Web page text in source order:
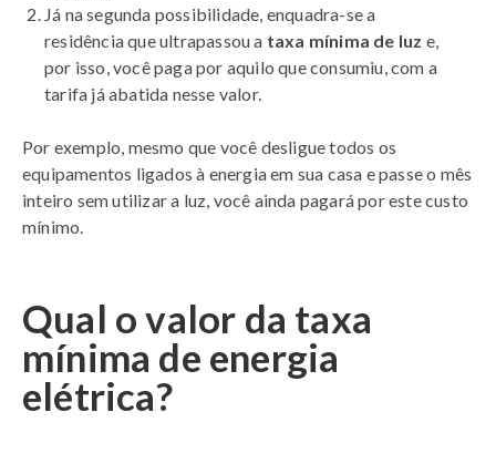
Já na segunda possibilidade, enquadra-se a
residência que ultrapassou a taxa mínima de luz e,
por isso, você paga por aquilo que consumiu, com a
tarifa já abatida nesse valor.
Por exemplo, mesmo que você desligue todos os
equipamentos ligados à energia em sua casa e passe o mês
inteiro sem utilizar a luz, você ainda pagará por este custo
mínimo.
Qual o valor da taxa
mínima de energia
elétrica?